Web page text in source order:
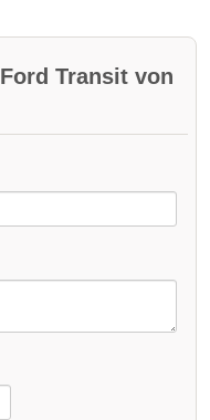
Ford Transit von